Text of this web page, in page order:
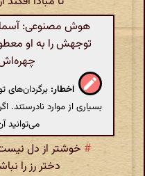
هوش مصنوعی:
توجهش را به او
چهره‌اش
اخطار:
بسیاری از موارد
می‌توانید
#خوشتر از دل
دختر رز را